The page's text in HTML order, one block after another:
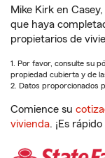
Mike Kirk en
que haya
propietarios de
1. Por favor, consulte su
propiedad cubierta y de
2. Datos proporcionados
Comience su
vivienda. ¡Es